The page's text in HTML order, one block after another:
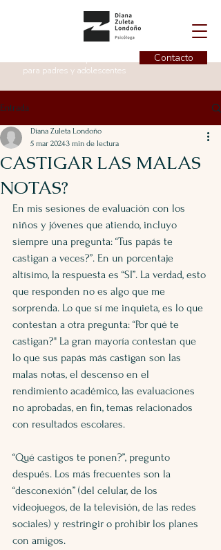
para padres y adolescentes
Contacto
Entrada
CASTIGAR LAS MALAS
NOTAS?
Diana Zuleta Londoño
5 mar 20243 min de lectura
En mis sesiones de evaluación con los
niños y jóvenes que atiendo, incluyo
siempre una pregunta: “Tus papás te
castigan a veces?”. En un porcentaje
altísimo, la respuesta es “SI”. La verdad, esto
que responden no es algo que me
sorprenda. Lo que sí me inquieta, es lo que
contestan a otra pregunta: “Por qué te
castigan?" La gran mayoría contestan que
lo que sus papás más castigan son las
malas notas, el descenso en el
rendimiento académico, las evaluaciones
no aprobadas, en fin, temas relacionados
con resultados escolares.
“Qué castigos te ponen?”, pregunto
después. Los más frecuentes son la
“desconexión” (del celular, de los
videojuegos, de la televisión, de las redes
sociales) y restringir o prohibir los planes
con amigos.